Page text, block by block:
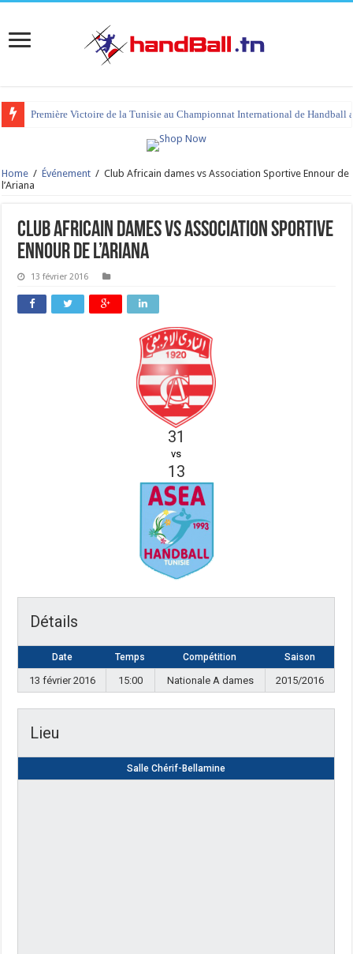
Première Victoire de la Tunisie au Championnat International de Handball
Home / Événement / Club Africain dames vs Association Sportive Ennour de
l’Ariana
Club Africain dames vs Association Sportive
Ennour de l’Ariana
13 février 2016
31
vs
13
Détails
Date Temps Compétition Saison
13 février 2016 15:00 Nationale A dames 2015/2016
Lieu
Salle Chérif-Bellamine